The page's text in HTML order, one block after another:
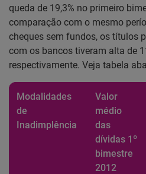
queda de 19,3% no primeiro
comparação com o mesmo
cheques sem fundos, os títulos
com os bancos tiveram alta de
respectivamente. Veja tabela
Modalidades
de
Inadimplência
Valor
médio
das
dívidas 1º
bimestre
2012